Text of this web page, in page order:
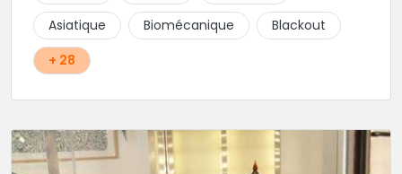
Asiatique
Biomécanique
Blackout
+ 28